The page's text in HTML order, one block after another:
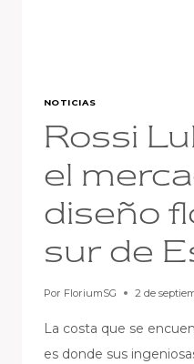
NOTICIAS
Rossi
el
diseño
sur de
Por FloriumSG 2 de
La costa que se
es donde sus